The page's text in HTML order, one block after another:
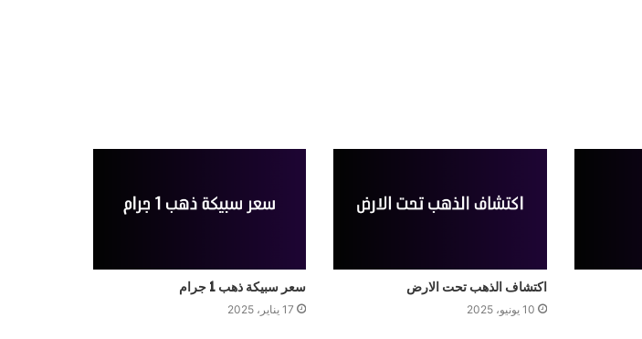
اكتشاف الذهب تحت الارض
10 يونيو، 2025
سعر سبيكة ذهب 1 جرام
17 يناير، 2025